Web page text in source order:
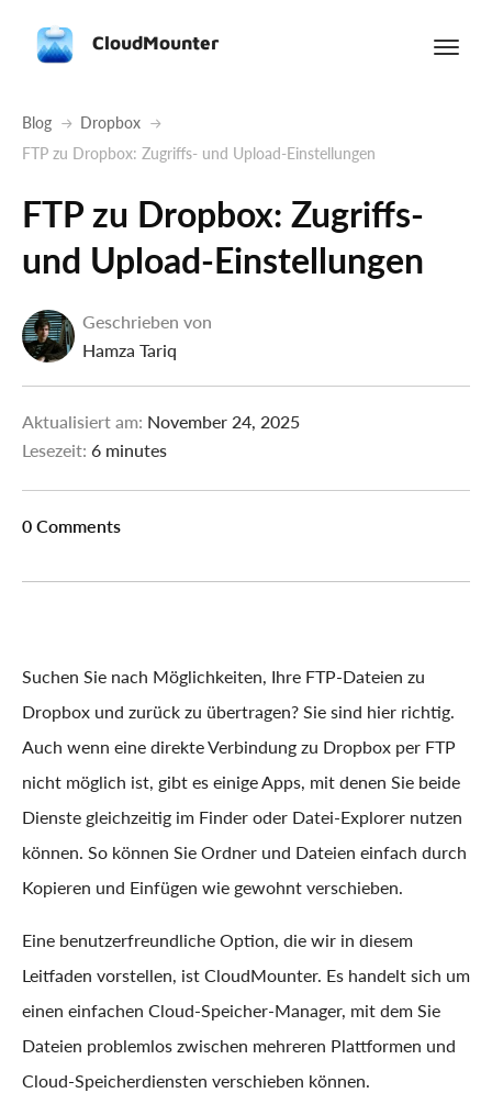
CloudMounter
Blog
Dropbox
FTP zu Dropbox: Zugriffs- und Upload-Einstellungen
FTP zu Dropbox: Zugriffs-
und Upload-Einstellungen
Geschrieben von
Hamza Tariq
Aktualisiert am: November 24, 2025
Lesezeit: 6 minutes
0 Comments
Suchen Sie nach Möglichkeiten, Ihre FTP-Dateien zu
Dropbox und zurück zu übertragen? Sie sind hier richtig.
Auch wenn eine direkte Verbindung zu Dropbox per FTP
nicht möglich ist, gibt es einige Apps, mit denen Sie beide
Dienste gleichzeitig im Finder oder Datei-Explorer nutzen
können. So können Sie Ordner und Dateien einfach durch
Kopieren und Einfügen wie gewohnt verschieben.
Eine benutzerfreundliche Option, die wir in diesem
Leitfaden vorstellen, ist CloudMounter. Es handelt sich um
einen einfachen Cloud-Speicher-Manager, mit dem Sie
Dateien problemlos zwischen mehreren Plattformen und
Cloud-Speicherdiensten verschieben können.